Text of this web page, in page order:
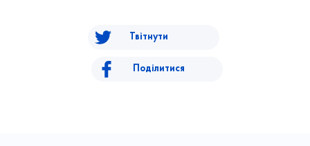
Твітнути
Поділитися